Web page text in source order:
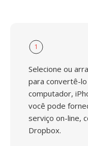
1
Selecione ou
para convertê-
computador,
você pode
serviço on-line,
Dropbox.